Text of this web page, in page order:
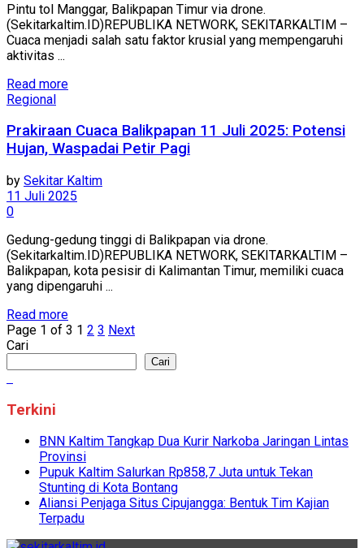
Pintu tol Manggar, Balikpapan Timur via drone.
(Sekitarkaltim.ID)REPUBLIKA NETWORK, SEKITARKALTIM –
Cuaca menjadi salah satu faktor krusial yang mempengaruhi
aktivitas ...
Read more
Regional
Prakiraan Cuaca Balikpapan 11 Juli 2025: Potensi
Hujan, Waspadai Petir Pagi
by Sekitar Kaltim
11 Juli 2025
0
Gedung-gedung tinggi di Balikpapan via drone.
(Sekitarkaltim.ID)REPUBLIKA NETWORK, SEKITARKALTIM –
Balikpapan, kota pesisir di Kalimantan Timur, memiliki cuaca
yang dipengaruhi ...
Read more
Page 1 of 3 1 2 3 Next
Cari
Cari
Terkini
BNN Kaltim Tangkap Dua Kurir Narkoba Jaringan Lintas
Provinsi
Pupuk Kaltim Salurkan Rp858,7 Juta untuk Tekan
Stunting di Kota Bontang
Aliansi Penjaga Situs Cipujangga: Bentuk Tim Kajian
Terpadu